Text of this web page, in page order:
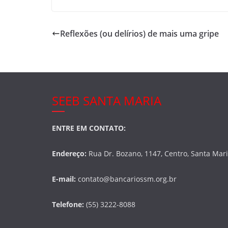
e
k
er e
Reflexões (ou delírios) de mais uma gripe
SEEB SANTA MARIA
ENTRE EM CONTATO:
Endereço: Rua Dr. Bozano, 1147, Centro, Santa
E-mail: contato@bancariossm.org.br
Telefone: (55) 3222-8088